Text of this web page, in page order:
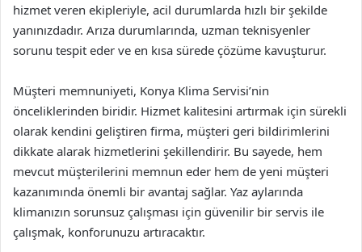
hizmet veren ekipleriyle, acil durumlarda hızlı bir şekilde
yanınızdadır. Arıza durumlarında, uzman teknisyenler
sorunu tespit eder ve en kısa sürede çözüme kavuşturur.
Müşteri memnuniyeti, Konya Klima Servisi’nin
önceliklerinden biridir. Hizmet kalitesini artırmak için sürekli
olarak kendini geliştiren firma, müşteri geri bildirimlerini
dikkate alarak hizmetlerini şekillendirir. Bu sayede, hem
mevcut müşterilerini memnun eder hem de yeni müşteri
kazanımında önemli bir avantaj sağlar. Yaz aylarında
klimanızın sorunsuz çalışması için güvenilir bir servis ile
çalışmak, konforunuzu artıracaktır.